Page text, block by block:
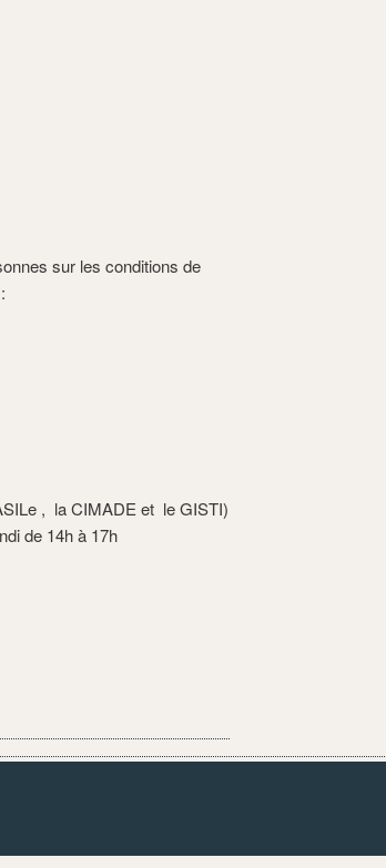
sur les conditions de
, la CIMADE et le GISTI)
de 14h à 17h